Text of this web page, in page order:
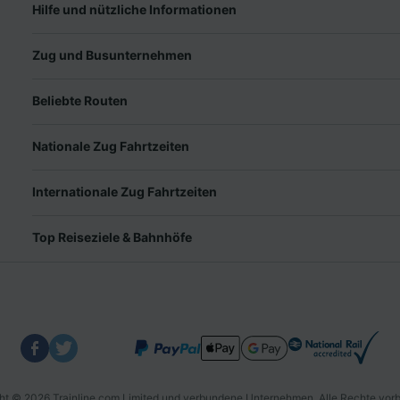
Hilfe und nützliche Informationen
Zug und Busunternehmen
Beliebte Routen
Nationale Zug Fahrtzeiten
Internationale Zug Fahrtzeiten
Top Reiseziele & Bahnhöfe